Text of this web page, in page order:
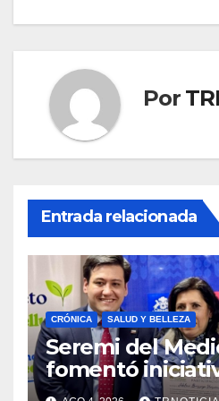
Por
Entrada relacionada
CRÓNICA SALUD Y BELLEZA
Seremi del
fomentó